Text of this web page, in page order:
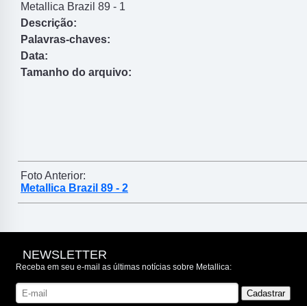
Metallica Brazil 89 - 1
Descrição:
Palavras-chaves:
Data:
Tamanho do arquivo:
Foto Anterior:
Metallica Brazil 89 - 2
NEWSLETTER
Receba em seu e-mail as últimas notícias sobre Metallica: